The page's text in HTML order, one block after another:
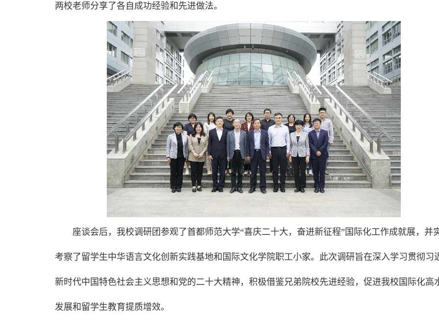
两校老师分享了各自成功经验和先进做法。
座谈会后，我校调研团参观了首都师范大学“喜庆二十大，奋进新征程”国际化工作成就展，并
考察了留学生中华语言文化创新实践基地和国际文化学院职工小家。此次调研旨在深入学习贯彻习
新时代中国特色社会主义思想和党的二十大精神，积极借鉴兄弟院校先进经验，促进我校国际化高
发展和留学生教育提质增效。